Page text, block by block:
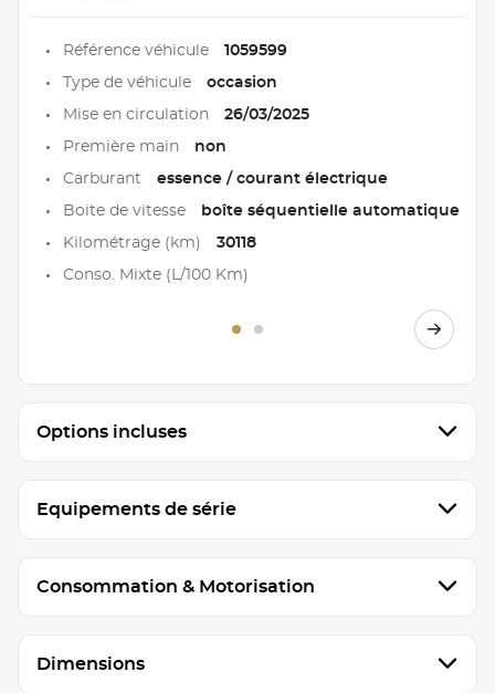
Référence véhicule 1059599
Type de véhicule occasion
Mise en circulation 26/03/2025
Première main non
Carburant essence / courant électrique
Boite de vitesse boîte séquentielle automatique
Kilométrage (km) 30118
Conso. Mixte (L/100 Km)
Options incluses
Equipements de série
Consommation & Motorisation
Dimensions